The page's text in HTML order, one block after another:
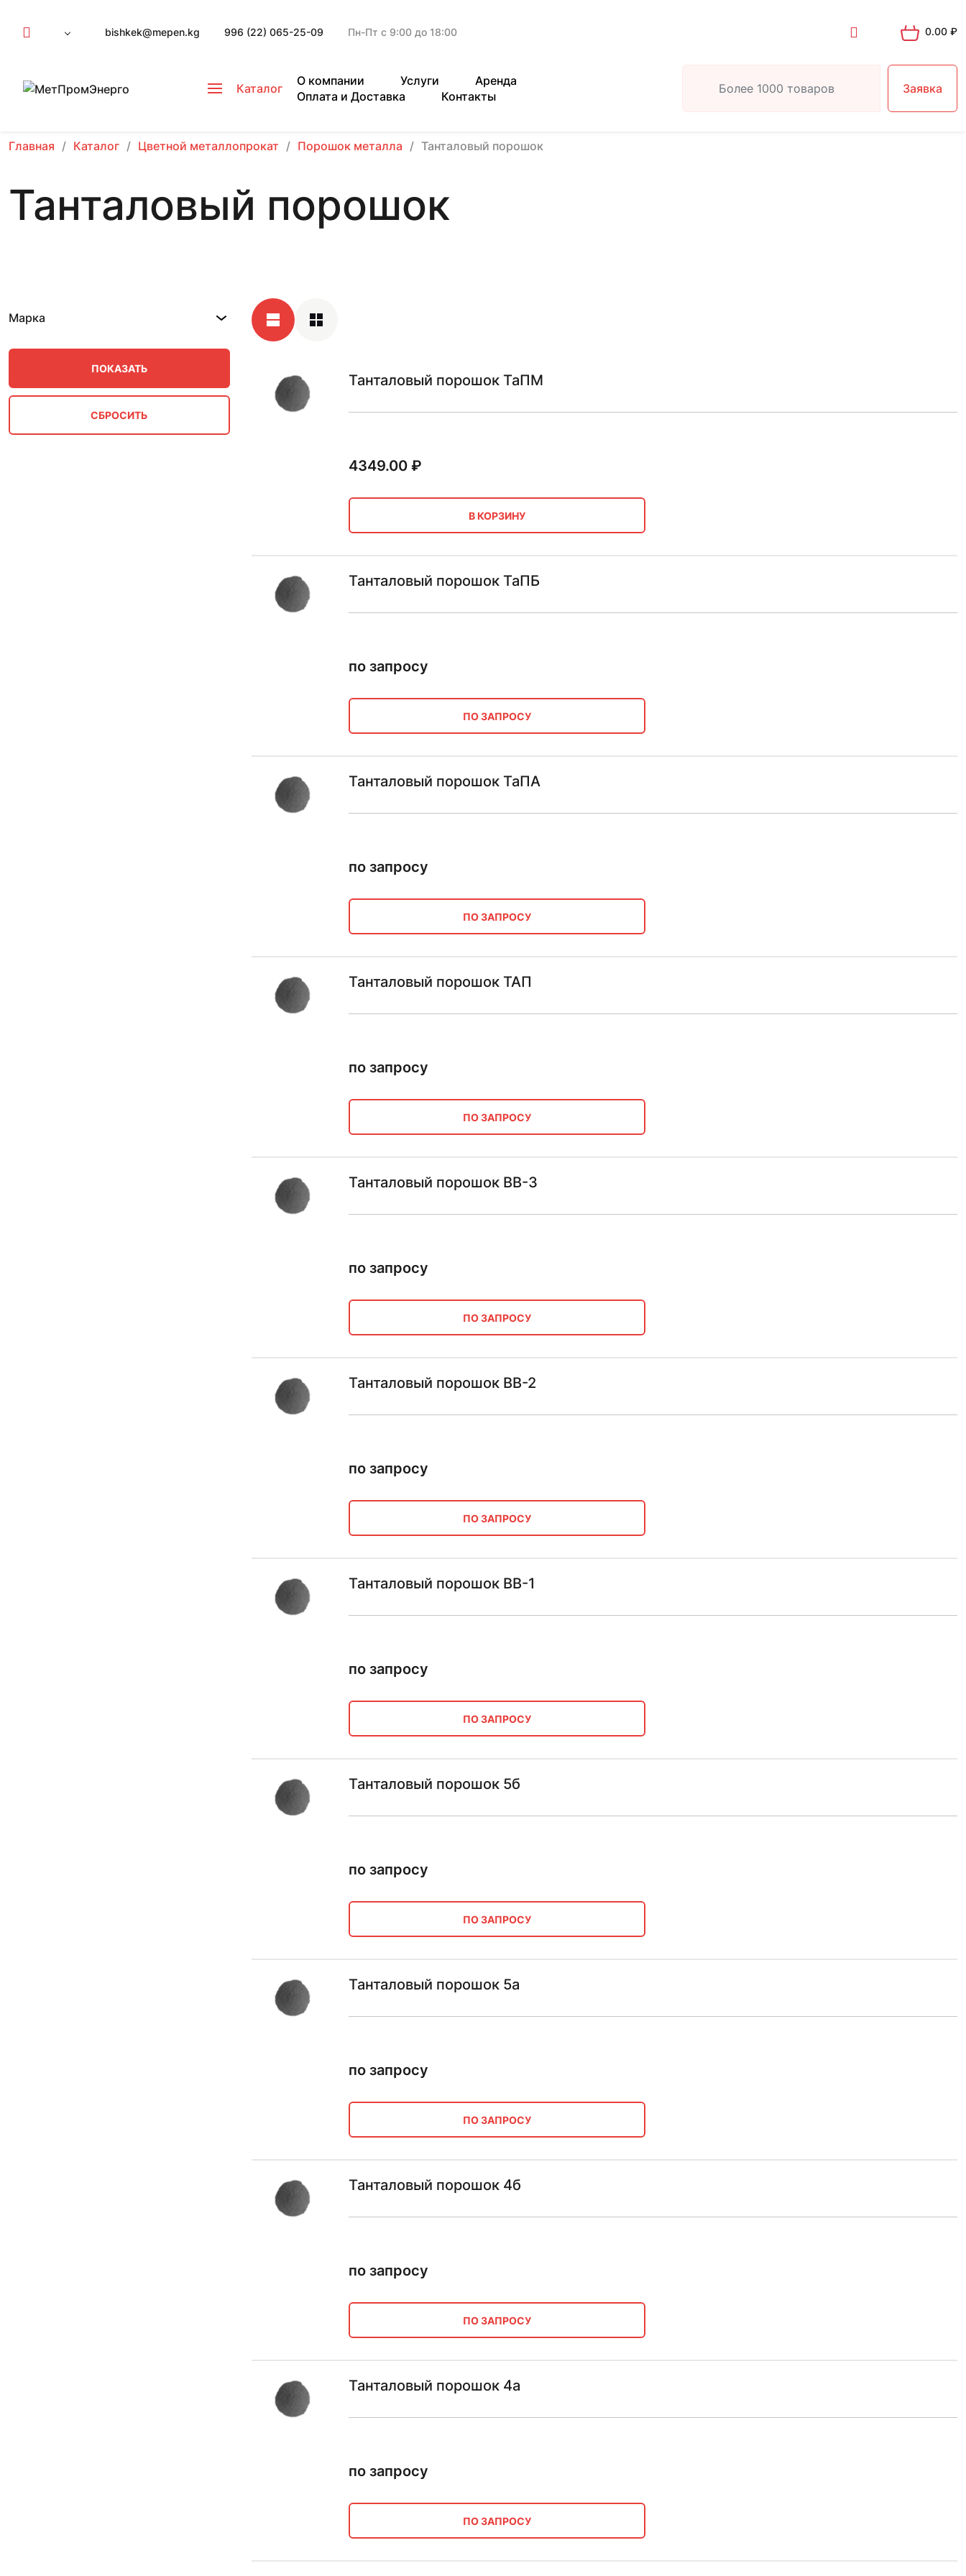
bishkek@mepen.kg 996 (22) 065-25-09 Пн-Пт с 9:00 до 18:00 0.00 ₽
Каталог
О компании Услуги
Аренда
Оплата и Доставка
Контакты
Заявка
Главная Каталог Цветной металлопрокат Порошок металла Танталовый порошок
Танталовый порошок
Марка
Танталовый порошок ТаПМ
4349.00₽
В КОРЗИНУ
Танталовый порошок ТаПБ
по запросу
ПО ЗАПРОСУ
Танталовый порошок ТаПА
по запросу
ПО ЗАПРОСУ
Танталовый порошок ТАП
по запросу
ПО ЗАПРОСУ
Танталовый порошок ВВ-3
по запросу
ПО ЗАПРОСУ
Танталовый порошок ВВ-2
по запросу
ПО ЗАПРОСУ
Танталовый порошок ВВ-1
по запросу
ПО ЗАПРОСУ
Танталовый порошок 5б
по запросу
ПО ЗАПРОСУ
Танталовый порошок 5а
по запросу
ПО ЗАПРОСУ
Танталовый порошок 4б
по запросу
ПО ЗАПРОСУ
Танталовый порошок 4а
по запросу
ПО ЗАПРОСУ